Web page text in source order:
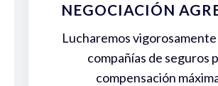
NEGOCIACIÓN
Lucharemos vigorosamente
compañías de seguros
compensación